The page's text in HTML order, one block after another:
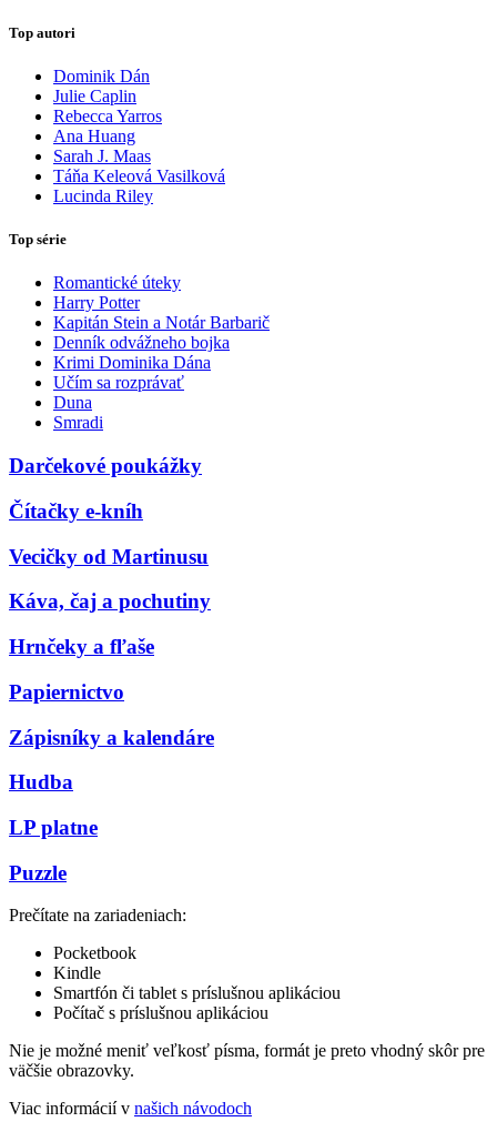
Top autori
Dominik Dán
Julie Caplin
Rebecca Yarros
Ana Huang
Sarah J. Maas
Táňa Keleová Vasilková
Lucinda Riley
Top série
Romantické úteky
Harry Potter
Kapitán Stein a Notár Barbarič
Denník odvážneho bojka
Krimi Dominika Dána
Učím sa rozprávať
Duna
Smradi
Darčekové poukážky
Čítačky e-kníh
Vecičky od Martinusu
Káva, čaj a pochutiny
Hrnčeky a fľaše
Papiernictvo
Zápisníky a kalendáre
Hudba
LP platne
Puzzle
Prečítate na zariadeniach:
Pocketbook
Kindle
Smartfón či tablet s príslušnou aplikáciou
Počítač s príslušnou aplikáciou
Nie je možné meniť veľkosť písma, formát je preto vhodný skôr pre
väčšie obrazovky.
Viac informácií v našich návodoch